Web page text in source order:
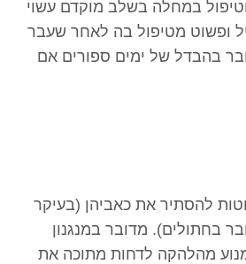
במחלה בשלב מוקדם עשוי
ופשוט מטיפול בה לאחר שעבר
בהבדל של ימים ספורים אם
להסתיר את כאביהן (בעיקר
בחתולים). מדובר במנגנון
מהלהקה לדחות מתוכה את